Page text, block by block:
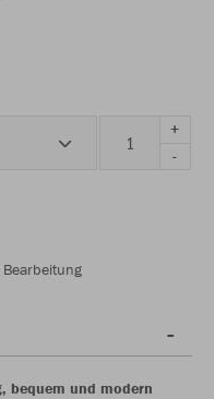
+
-
bequem und modern